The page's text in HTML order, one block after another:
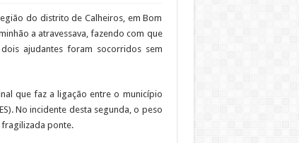
do distrito de Calheiros, em Bom
a atravessava, fazendo com que
ajudantes foram socorridos sem
que faz a ligação entre o município
No incidente desta segunda, o peso
ponte.